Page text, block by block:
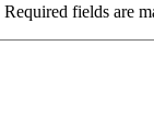
Required fields are